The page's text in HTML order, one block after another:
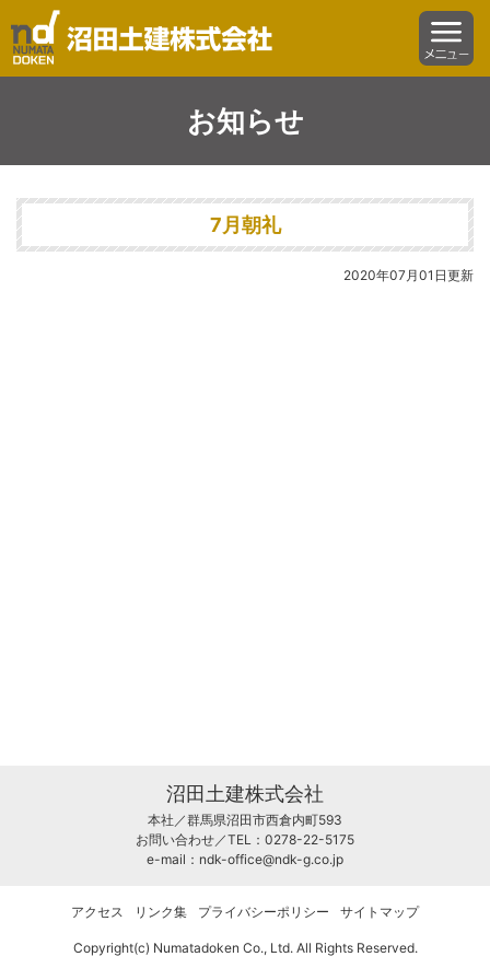
沼田土建株式会社 menu
お知らせ
7月朝礼
2020年07月01日更新
沼田土建株式会社
本社／群馬県沼田市西倉内町593
お問い合わせ／TEL：0278-22-5175
e-mail： ndk-office@ndk-g.co.jp
アクセス リンク集 プライバシーポリシー サイトマップ
Copyright(c) Numatadoken Co., Ltd. All Rights Reserved.